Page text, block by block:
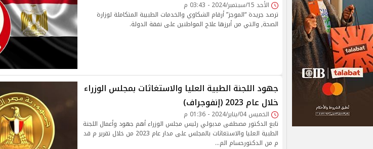
الأحد 15/سبتمبر/2024 - 03:43 م
ترصد جريدة “الموجز” أرقام الشكاوي والخدمات الطبيبة المتكاملة لوزارة
الصحة, والتي من أبرزها علاج المواطنين على نفقة الدولة.
جهود اللجنة الطبية العليا والاستغاثات بمجلس الوزراء
خلال عام 2023 (إنفوجراف)
الخميس 04/يناير/2024 - 01:36 م
تابع الدكتور مصطفى مدبولي رئيس مجلس الوزراء أهم جهود وأعمال اللجنة
الطبية العليا والاستغاثات بالمجلس على مدار عام 2023 من خلال تقرير م قد
م من الدكتورحسام الم…